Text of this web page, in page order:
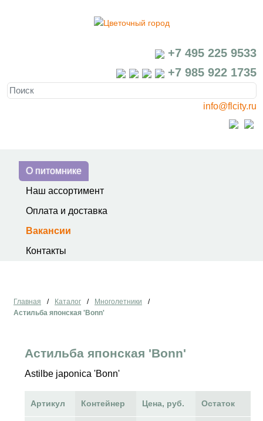
+7 495 225 9533
+7 985 922 1735
info@flcity.ru
О питомнике
Наш ассортимент
Оплата и доставка
Вакансии
Контакты
Главная / Каталог / Многолетники
/
Астильба японская 'Bonn'
Астильба японская 'Bonn'
Astilbe japonica 'Bonn'
Артикул Контейнер Цена, руб. Остаток